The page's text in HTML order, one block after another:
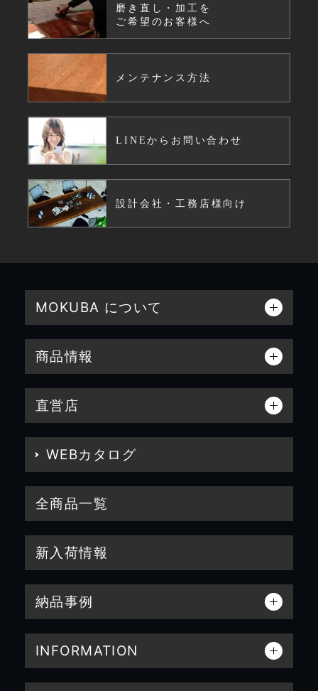
磨き直し・加工を
ご希望のお客様へ
メンテナンス方法
LINEからお問い合わせ
設計会社・工務店様向け
MOKUBA について
商品情報
直営店
WEBカタログ
全商品一覧
新入荷情報
納品事例
INFORMATION